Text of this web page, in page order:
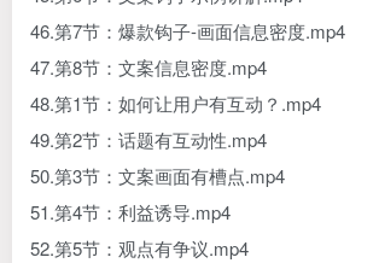
46.第7节：爆款钩子-画面信息密度.mp4
47.第8节：文案信息密度.mp4
48.第1节：如何让用户有互动？.mp4
49.第2节：话题有互动性.mp4
50.第3节：文案画面有槽点.mp4
51.第4节：利益诱导.mp4
52.第5节：观点有争议.mp4